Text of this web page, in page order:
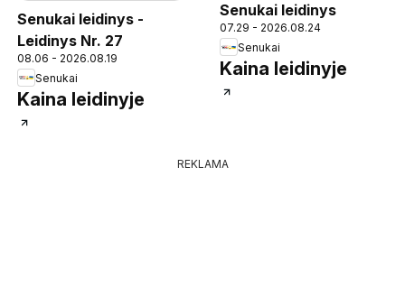
Senukai leidinys -
Leidinys Nr. 27
08.06 - 2026.08.19
Senukai
Kaina leidinyje
Senukai leidinys
07.29 - 2026.08.24
Senukai
Kaina leidinyje
REKLAMA